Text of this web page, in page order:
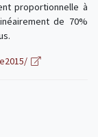
proportionnelle à
de 70%